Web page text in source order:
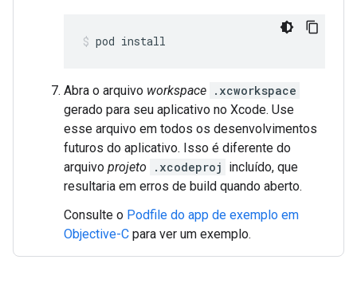
pod install
Abra o arquivo workspace .xcworkspace
gerado para seu aplicativo no Xcode. Use
esse arquivo em todos os desenvolvimentos
futuros do aplicativo. Isso é diferente do
arquivo projeto .xcodeproj incluído, que
resultaria em erros de build quando aberto.
Consulte o Podfile do app de exemplo em
Objective-C para ver um exemplo.